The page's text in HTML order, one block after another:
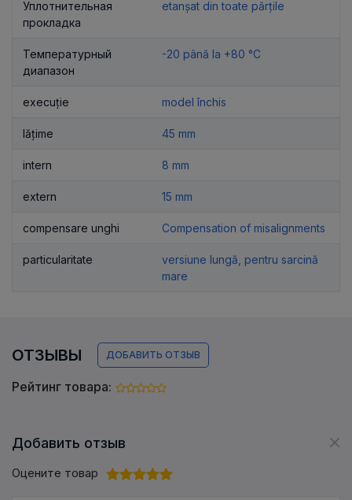
Уплотнительная
прокладка
etanșat din toate părțile
Температурный
диапазон
-20 până la +80 °C
execuție model închis
lățime 45 mm
intern 8 mm
extern 15 mm
compensare unghi Compensation of misalignments
particularitate
versiune lungă, pentru sarcină
mare
ОТЗЫВЫ ДОБАВИТЬ ОТЗЫВ
Рейтинг товара:
Добавить отзыв
Оцените товар